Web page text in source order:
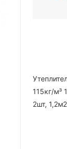
115кг/м³
2шт, 1,2м2